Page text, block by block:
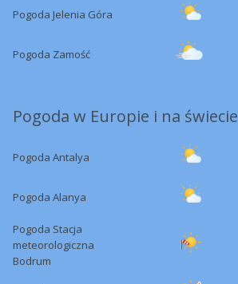
Pogoda Jelenia Góra
Pogoda Zamość
Pogoda w Europie i na świecie
Pogoda Antalya
Pogoda Alanya
Pogoda Stacja
meteorologiczna
Bodrum